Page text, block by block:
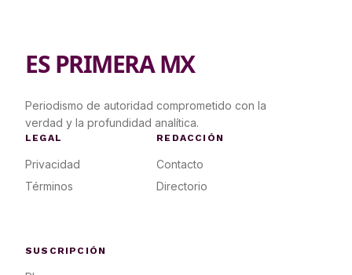
ES PRIMERA MX
Periodismo de autoridad comprometido con la
verdad y la profundidad analítica.
LEGAL
Privacidad
Términos
REDACCIÓN
Contacto
Directorio
SUSCRIPCIÓN